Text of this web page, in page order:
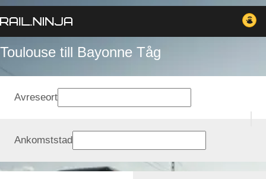
Toulouse till Bayonne Tåg
Avreseort
Ankomststad